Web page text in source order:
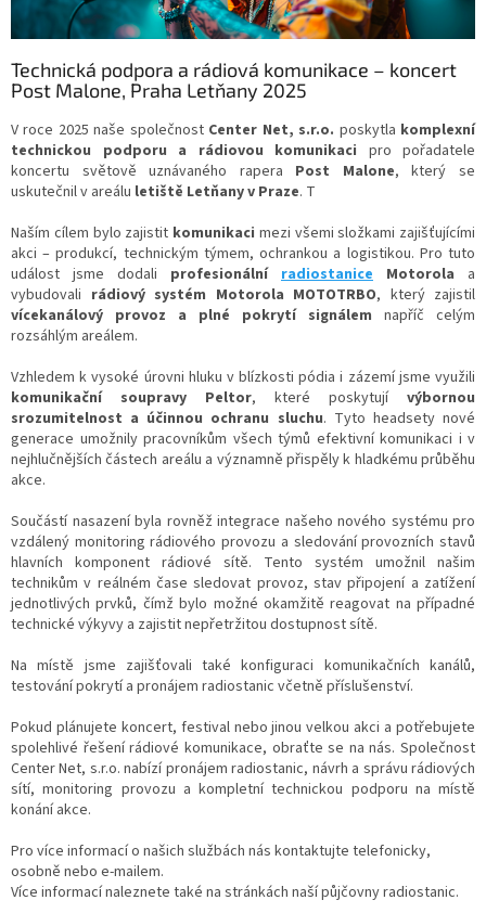
Technická podpora a rádiová komunikace – koncert
Post Malone, Praha Letňany 2025
V roce 2025 naše společnost Center Net, s.r.o. poskytla komplexní
technickou podporu a rádiovou komunikaci pro pořadatele
koncertu světově uznávaného rapera Post Malone, který se
uskutečnil v areálu letiště Letňany v Praze. T
Naším cílem bylo zajistit komunikaci mezi všemi složkami zajišťujícími
akci – produkcí, technickým týmem, ochrankou a logistikou. Pro tuto
událost jsme dodali profesionální radiostanice Motorola a
vybudovali rádiový systém Motorola MOTOTRBO, který zajistil
vícekanálový provoz a plné pokrytí signálem napříč celým
rozsáhlým areálem.
Vzhledem k vysoké úrovni hluku v blízkosti pódia i zázemí jsme využili
komunikační soupravy Peltor, které poskytují výbornou
srozumitelnost a účinnou ochranu sluchu. Tyto headsety nové
generace umožnily pracovníkům všech týmů efektivní komunikaci i v
nejhlučnějších částech areálu a významně přispěly k hladkému průběhu
akce.
Součástí nasazení byla rovněž integrace našeho nového systému pro
vzdálený monitoring rádiového provozu a sledování provozních stavů
hlavních komponent rádiové sítě. Tento systém umožnil našim
technikům v reálném čase sledovat provoz, stav připojení a zatížení
jednotlivých prvků, čímž bylo možné okamžitě reagovat na případné
technické výkyvy a zajistit nepřetržitou dostupnost sítě.
Na místě jsme zajišťovali také konfiguraci komunikačních kanálů,
testování pokrytí a pronájem radiostanic včetně příslušenství.
Pokud plánujete koncert, festival nebo jinou velkou akci a potřebujete
spolehlivé řešení rádiové komunikace, obraťte se na nás. Společnost
Center Net, s.r.o. nabízí pronájem radiostanic, návrh a správu rádiových
sítí, monitoring provozu a kompletní technickou podporu na místě
konání akce.
Pro více informací o našich službách nás kontaktujte telefonicky,
osobně nebo e-mailem.
Více informací naleznete také na stránkách naší půjčovny radiostanic.